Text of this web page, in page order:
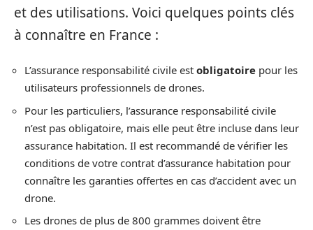
et des utilisations. Voici quelques points clés
à connaître en France :
L’assurance responsabilité civile est obligatoire pour les
utilisateurs professionnels de drones.
Pour les particuliers, l’assurance responsabilité civile
n’est pas obligatoire, mais elle peut être incluse dans leur
assurance habitation. Il est recommandé de vérifier les
conditions de votre contrat d’assurance habitation pour
connaître les garanties offertes en cas d’accident avec un
drone.
Les drones de plus de 800 grammes doivent être